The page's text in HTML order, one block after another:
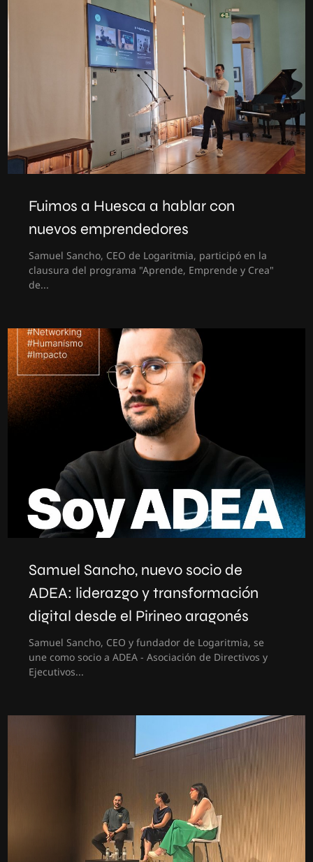
Fuimos a Huesca a hablar con
nuevos emprendedores
Samuel Sancho, CEO de Logaritmia, participó en la
clausura del programa "Aprende, Emprende y Crea"
de...
Samuel Sancho, nuevo socio de
ADEA: liderazgo y transformación
digital desde el Pirineo aragonés
Samuel Sancho, CEO y fundador de Logaritmia, se
une como socio a ADEA - Asociación de Directivos y
Ejecutivos...